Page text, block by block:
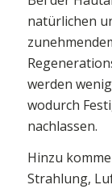
natürlichen
werden
wodurch
nachlassen.
Hinzu
Strahlung,